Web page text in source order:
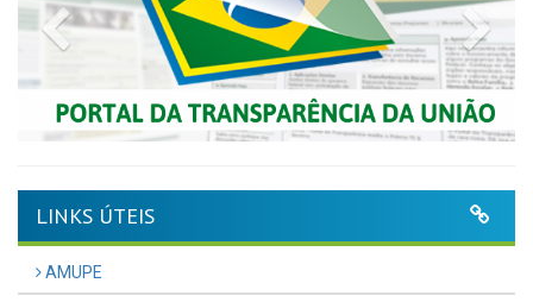
Previous
LINKS ÚTEIS
AMUPE